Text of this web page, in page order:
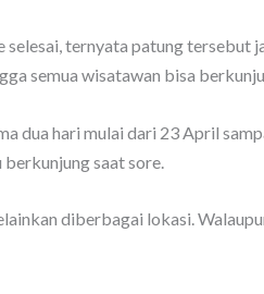
selesai, ternyata patung
semua wisatawan bisa
dua hari mulai dari 23 April
saat sore.
diberbagai lokasi.